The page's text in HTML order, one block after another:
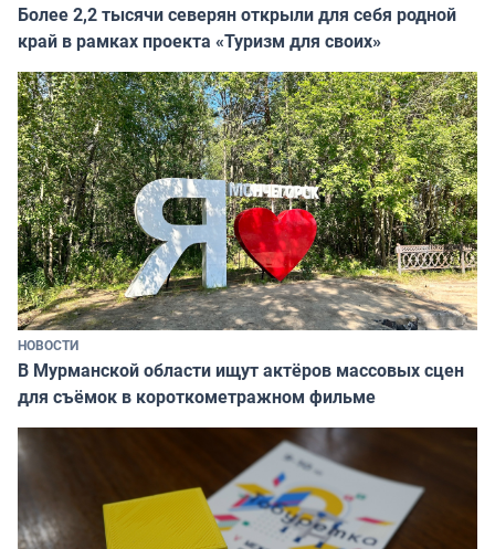
Более 2,2 тысячи северян открыли для себя родной
край в рамках проекта «Туризм для своих»
НОВОСТИ
В Мурманской области ищут актёров массовых сцен
для съёмок в короткометражном фильме